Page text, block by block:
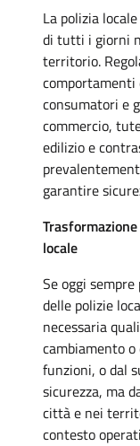
La polizia
di tutti i giorni
territorio.
consumatori e
commercio,
edilizio e
garantire
locale
Se oggi
delle polizie
necessaria
cambiamento
funzioni, o dal
sicurezza, ma
città e nei
contesto